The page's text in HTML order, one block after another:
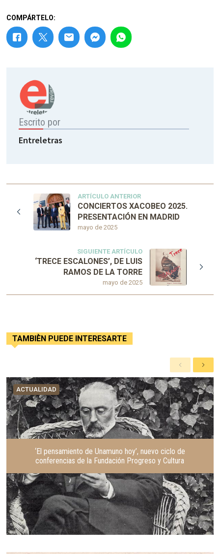
COMPÁRTELO:
Escrito por
Entreletras
ARTÍCULO ANTERIOR
mayo de 2025
CONCIERTOS XACOBEO 2025.
PRESENTACIÓN EN MADRID
SIGUIENTE ARTÍCULO
mayo de 2025
‘TRECE ESCALONES’, DE LUIS
RAMOS DE LA TORRE
TAMBIÈN PUEDE INTERESARTE
A
n
t
e
r
i
o
r
S
i
g
u
i
e
n
t
e
ACTUALIDAD
‘El pensamiento de Unamuno hoy’, nuevo ciclo de
conferencias de la Fundación Progreso y Cultura